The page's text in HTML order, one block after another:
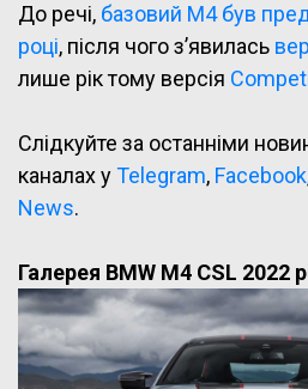
До речі, базовий M4 був
році, після чого з’явилась
лише рік тому версія
Слідкуйте за останніми
каналах уTelegram, Facebook
News.
Галерея BMW M4 CSL 2022